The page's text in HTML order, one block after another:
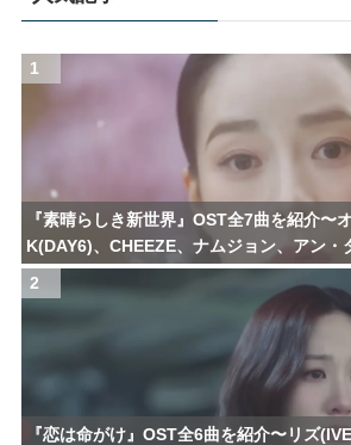
1
『素晴らしき新世界』OST全7曲を紹介〜
K(DAY6)、CHEEZE、ナムジョン、アン・
2
『恋は命がけ』OST全6曲を紹介〜リズ